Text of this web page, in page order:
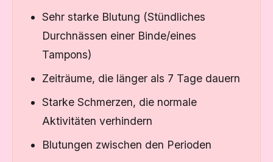
Sehr starke Blutung (Stündliches
Durchnässen einer Binde/eines
Tampons)
Zeiträume, die länger als 7 Tage dauern
Starke Schmerzen, die normale
Aktivitäten verhindern
Blutungen zwischen den Perioden